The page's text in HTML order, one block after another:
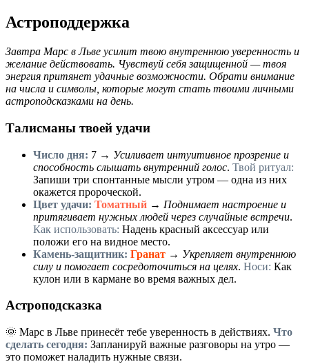
Астроподдержка
Завтра Марс в Льве усилит твою внутреннюю уверенность и
желание действовать. Чувствуй себя защищенной — твоя
энергия притянет удачные возможности. Обрати внимание
на числа и символы, которые могут стать твоими личными
астроподсказками на день.
Талисманы твоей удачи
Число дня: 7 → Усиливает интуитивное прозрение и
способность слышать внутренний голос. Твой ритуал:
Запиши три спонтанные мысли утром — одна из них
окажется пророческой.
Цвет удачи: Томатный → Поднимает настроение и
притягивает нужных людей через случайные встречи.
Как использовать: Надень красный аксессуар или
положи его на видное место.
Камень-защитник: Гранат → Укрепляет внутреннюю
силу и помогает сосредоточиться на целях. Носи: Как
кулон или в кармане во время важных дел.
Астроподсказка
🌞 Марс в Льве принесёт тебе уверенность в действиях. Что
сделать сегодня: Запланируй важные разговоры на утро —
это поможет наладить нужные связи.